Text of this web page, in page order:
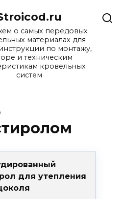
о самых передовых
материалах для
по монтажу,
и техническим
кровельных
систем
для утепления